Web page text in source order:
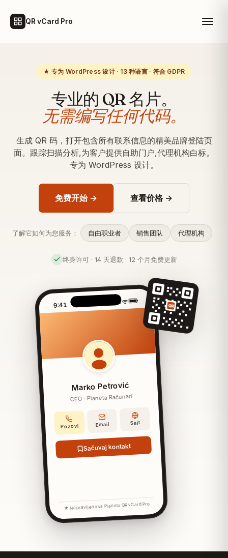
QR vCard Pro
★ 专为 WordPress 设计 · 13 种语言 · 符合 GDPR
专业的 QR 名片。
无需编写任何代码。
生成 QR 码，打开包含所有联系信息的精美品牌登陆页
面。跟踪扫描分析,为客户提供自助门户,代理机构白标。
专为 WordPress 设计。
免费开始 → 查看价格 →
了解它如何为您服务： 自由职业者 销售团队 代理机构
终身许可 · 14 天退款 · 12 个月免费更新
QR
9:41
Marko Petrović
CEO · Planeta Računari
Pozovi Email Sajt
Sačuvaj kontakt
★ Napravljeno sa Planeta QR vCard Pro